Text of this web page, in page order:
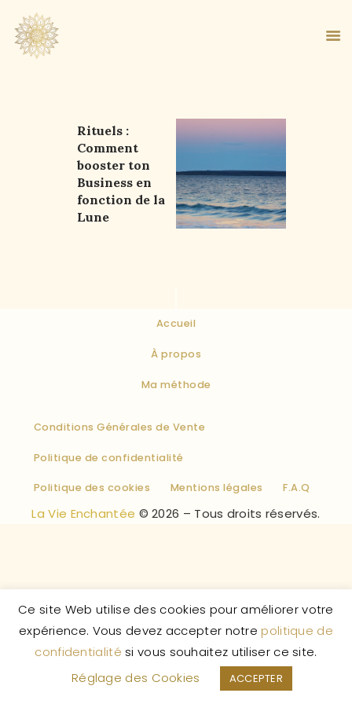
ACCUEIL
À PROPOS
MA MÉTHODE
BOUTIQUE
Rituels :
Comment
booster ton
Business en
fonction de la
Lune
Accueil
À propos
Ma méthode
Conditions Générales de Vente
Politique de confidentialité
Politique des cookies Mentions légales F.A.Q
La Vie Enchantée © 2026 – Tous droits réservés.
Ce site Web utilise des cookies pour améliorer votre
expérience. Vous devez accepter notre politique de
confidentialité si vous souhaitez utiliser ce site.
Réglage des Cookies
ACCEPTER